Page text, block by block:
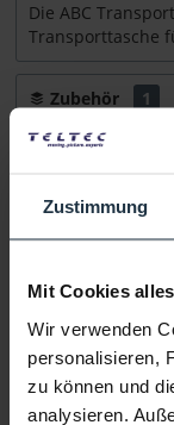
Zustimmung
Mit Cookies
Wir verwenden
personalisieren,
zu können und
analysieren.
Die ABC
Transporttasche
Zubehör
1
Zubehör und
Beratung
Infos zu
Folgende Infos